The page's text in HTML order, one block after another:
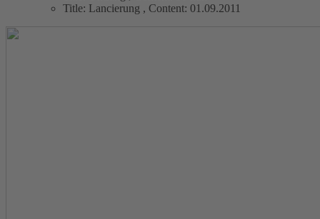
Title: Lancierung , Content: 01.09.2011